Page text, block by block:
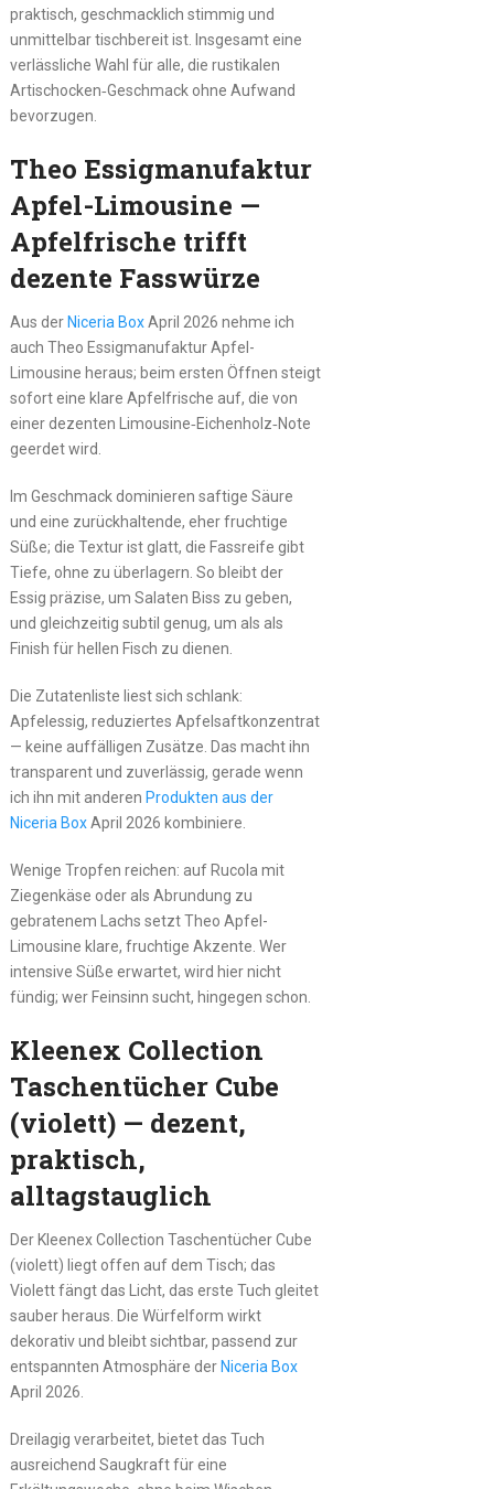
praktisch, geschmacklich stimmig und
unmittelbar tischbereit ist. Insgesamt eine
verlässliche Wahl für alle, die rustikalen
Artischocken‑Geschmack ohne Aufwand
bevorzugen.
Theo Essigmanufaktur
Apfel-Limousine —
Apfelfrische trifft
dezente Fasswürze
Aus der Niceria BoxApril 2026 nehme ich
auch Theo Essigmanufaktur Apfel-
Limousine heraus; beim ersten Öffnen steigt
sofort eine klare Apfelfrische auf, die von
einer dezenten Limousine‑Eichenholz‑Note
geerdet wird.
Im Geschmack dominieren saftige Säure
und eine zurückhaltende, eher fruchtige
Süße; die Textur ist glatt, die Fassreife gibt
Tiefe, ohne zu überlagern. So bleibt der
Essig präzise, um Salaten Biss zu geben,
und gleichzeitig subtil genug, um als als
Finish für hellen Fisch zu dienen.
Die Zutatenliste liest sich schlank:
Apfelessig, reduziertes Apfelsaftkonzentrat
— keine auffälligen Zusätze. Das macht ihn
transparent und zuverlässig, gerade wenn
ich ihn mit anderen Produkten aus der
Niceria BoxApril 2026 kombiniere.
Wenige Tropfen reichen: auf Rucola mit
Ziegenkäse oder als Abrundung zu
gebratenem Lachs setzt Theo Apfel-
Limousine klare, fruchtige Akzente. Wer
intensive Süße erwartet, wird hier nicht
fündig; wer Feinsinn sucht, hingegen schon.
Kleenex Collection
Taschentücher Cube
(violett) — dezent,
praktisch,
alltagstauglich
Der Kleenex Collection Taschentücher Cube
(violett) liegt offen auf dem Tisch; das
Violett fängt das Licht, das erste Tuch gleitet
sauber heraus. Die Würfelform wirkt
dekorativ und bleibt sichtbar, passend zur
entspannten Atmosphäre der Niceria Box
April 2026.
Dreilagig verarbeitet, bietet das Tuch
ausreichend Saugkraft für eine